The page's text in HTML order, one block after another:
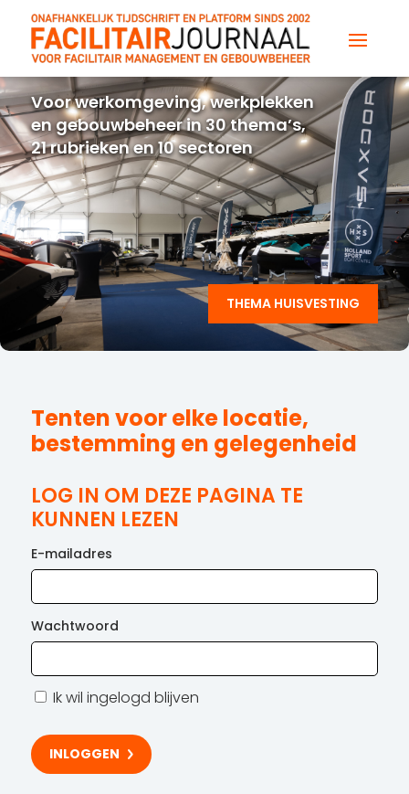
Voor werkomgeving, werkplekken
en gebouwbeheer in 30 thema’s,
21 rubrieken en 10 sectoren
THEMA HUISVESTING
Tenten voor elke locatie,
bestemming en gelegenheid
LOG IN OM DEZE PAGINA TE
KUNNEN LEZEN
E-mailadres
Wachtwoord
Ik wil ingelogd blijven